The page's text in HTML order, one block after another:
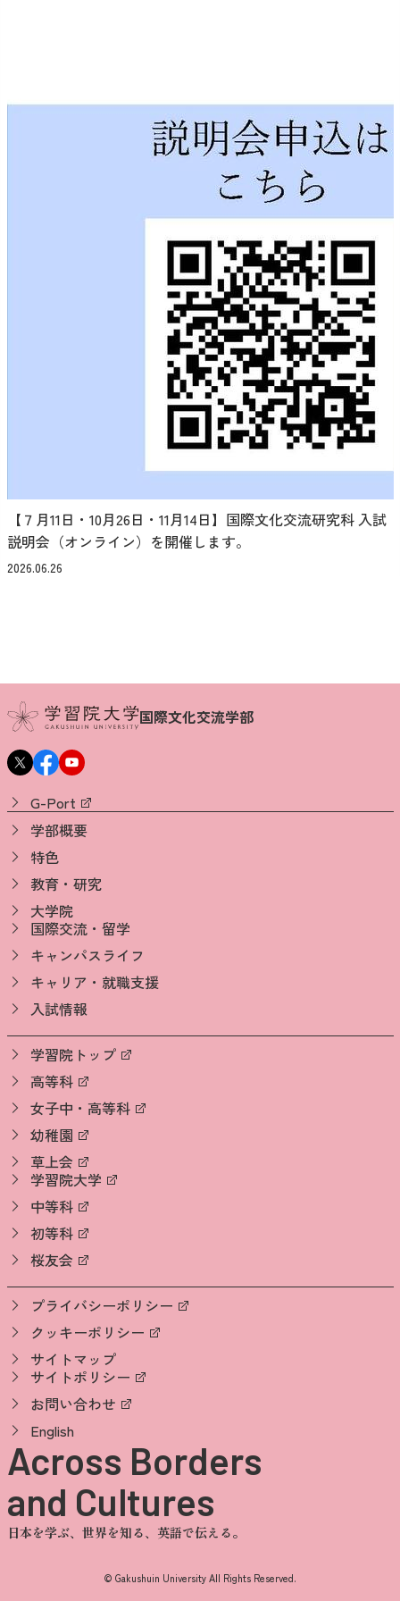
【７月11日・10月26日・11月14日】国際文化交流研究科 入試
説明会（オンライン）を開催します。
2026.06.26
国際文化交流学部
G-Port
Across Borders
and Cultures
日本を学ぶ、世界を知る、英語で伝える。
学部概要
特色
教育・研究
大学院
国際交流・留学
キャンパスライフ
キャリア・就職支援
入試情報
学習院トップ
高等科
女子中・高等科
幼稚園
草上会
学習院大学
中等科
初等科
桜友会
プライバシーポリシー
クッキーポリシー
サイトマップ
サイトポリシー
お問い合わせ
English
© Gakushuin University All Rights Reserved.